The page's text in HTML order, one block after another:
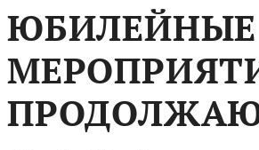
ЮБИЛЕЙНЫЕ